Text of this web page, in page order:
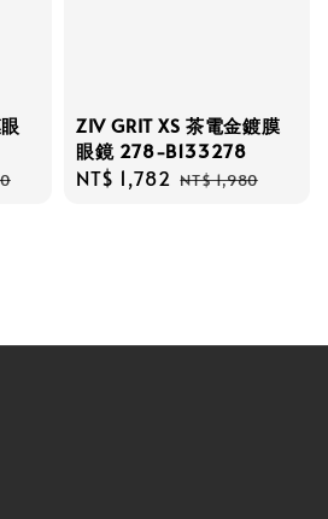
ZIV GRIT XS 茶電金鍍膜
眼鏡 278-B133278
Sale
NT$ 1,782 Regular
NT$ 1,980